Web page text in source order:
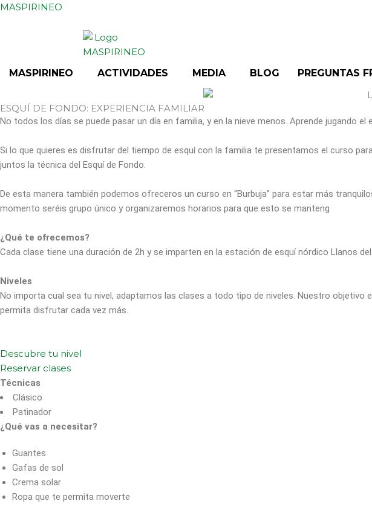
Ir
MASPIRINEO
MASPIRINEO ACTIVIDADES MEDIA BLOG PREGUNTAS
ESQUÍ DE FONDO: EXPERIENCIA FAMILIAR
No todos los días se puede pasar un día en familia, y en la nieve menos. Aprende jugando
Si lo que quieres es disfrutar del tiempo de esquí con la familia te presentamos el curso
juntos la técnica del Esquí de Fondo.
De esta manera también podemos ofreceros un curso en “Burbuja” para estar más
momento seréis grupo único y organizaremos horarios para que esto se manteng
¿Qué te ofrecemos?
Cada clase tiene una duración de 2h y se imparten en la estación de esquí nórdico Llanos
Niveles
No importa cual sea tu nivel, adaptamos las clases a todo tipo de niveles. Nuestro
permita disfrutar cada vez más.
Descubre tu nivel
Reservar clases
Técnicas
Clásico
Patinador
¿Qué vas a necesitar?
Guantes
Gafas de sol
Crema solar
Ropa que te permita moverte